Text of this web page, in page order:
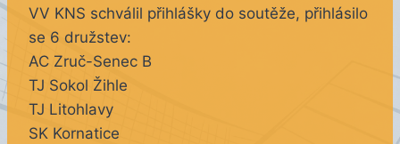
VV KNS schválil přihlášky do soutěže, přihlásilo
se 6 družstev:
AC Zruč-Senec B
TJ Sokol Žihle
TJ Litohlavy
SK Kornatice